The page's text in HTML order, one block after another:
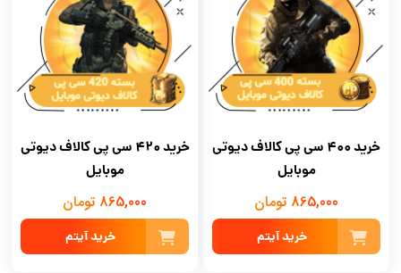
خرید 400 سی پی کالاف دیوتی
موبایل
865,000 تومان
خرید آیتم
خرید 420 سی پی کالاف دیوتی
موبایل
865,000 تومان
خرید آیتم